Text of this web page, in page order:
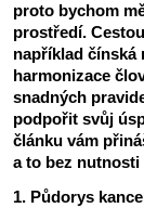
proto bychom
prostředí.
například čínská
harmonizace
snadných
podpořit svůj
článku vám
a to bez
1. Půdorys